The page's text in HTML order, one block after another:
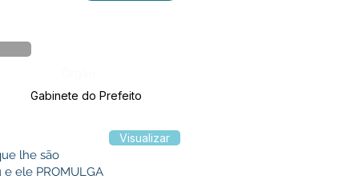
Gabinete do Prefeito
lhe são
ele PROMULGA
Visualizar